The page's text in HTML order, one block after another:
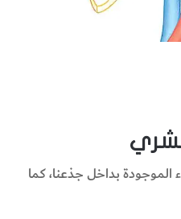
بداخل جذعنا، كما